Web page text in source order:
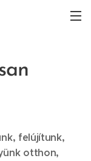
felújítunk,
otthon,